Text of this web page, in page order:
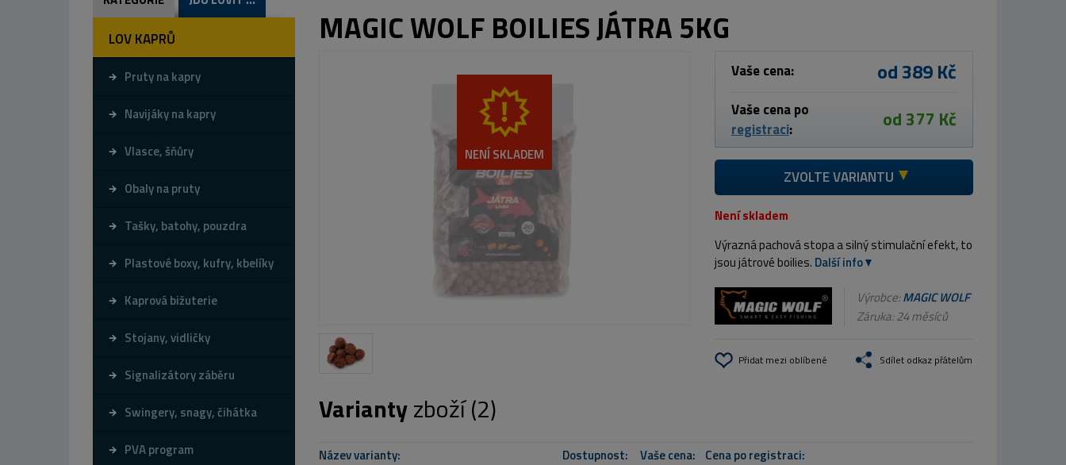
LOV KAPRŮ
Pruty na kapry
Navijáky na kapry
Vlasce, šňůry
Obaly na pruty
Tašky, batohy, pouzdra
Plastové boxy, kufry, kbelíky
Kaprová bižuterie
Stojany, vidličky
Signalizátory záběru
Swingery, snagy, čihátka
PVA program
MAGIC WOLF BOILIES JÁTRA 5KG
NENÍ SKLADEM
Vaše cena: od 389 Kč
Vaše cena po
registraci: od 377 Kč
ZVOLTE VARIANTU
Není skladem
Výrazná pachová stopa a silný stimulační efekt, to
jsou játrové boilies. Další info
Výrobce:MAGIC WOLF
Záruka: 24 měsíců
Přidat mezi oblíbené Sdílet odkaz přátelům
Variantyzboží (2)
Název varianty: Dostupnost: Vaše cena:
Cena po registraci: